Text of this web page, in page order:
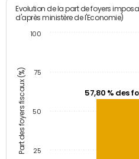
Part des foyers fiscaux (%)
Evolution de la part de foyers
d'après ministère de l'Economie)
57,80 % des
25
50
75
100